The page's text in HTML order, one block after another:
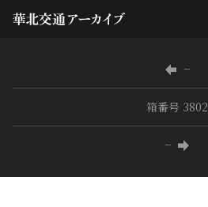
−
箱番号 3802
−